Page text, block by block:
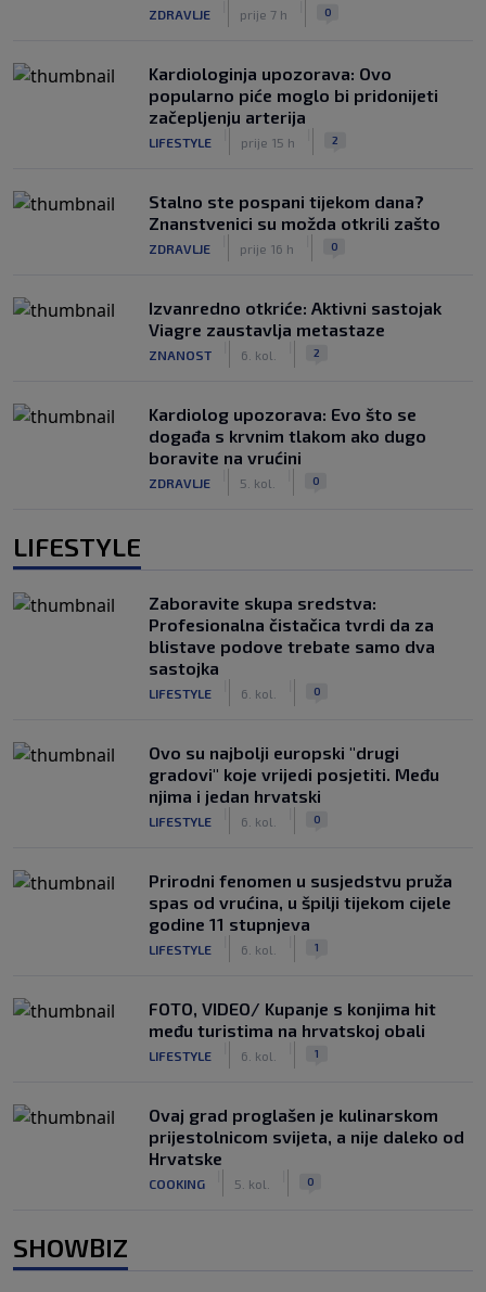
ZDRAVLJE prije 7 h 0
Kardiologinja upozorava: Ovo
popularno piće moglo bi pridonijeti
začepljenju arterija
LIFESTYLE prije 15 h 2
Stalno ste pospani tijekom dana?
Znanstvenici su možda otkrili zašto
ZDRAVLJE prije 16 h 0
Izvanredno otkriće: Aktivni sastojak
Viagre zaustavlja metastaze
ZNANOST 6. kol. 2
Kardiolog upozorava: Evo što se
događa s krvnim tlakom ako dugo
boravite na vrućini
ZDRAVLJE 5. kol. 0
LIFESTYLE
Zaboravite skupa sredstva:
Profesionalna čistačica tvrdi da za
blistave podove trebate samo dva
sastojka
LIFESTYLE 6. kol. 0
Ovo su najbolji europski "drugi
gradovi" koje vrijedi posjetiti. Među
njima i jedan hrvatski
LIFESTYLE 6. kol. 0
Prirodni fenomen u susjedstvu pruža
spas od vrućina, u špilji tijekom cijele
godine 11 stupnjeva
LIFESTYLE 6. kol. 1
FOTO, VIDEO/ Kupanje s konjima hit
među turistima na hrvatskoj obali
LIFESTYLE 6. kol. 1
Ovaj grad proglašen je kulinarskom
prijestolnicom svijeta, a nije daleko od
Hrvatske
COOKING 5. kol. 0
SHOWBIZ